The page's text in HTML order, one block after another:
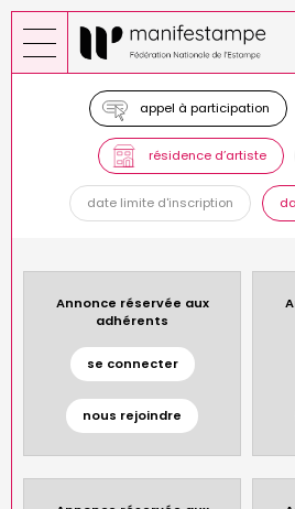
Aller
au
contenu
appel à participation
résidence d’artiste
date limite d'inscription
Annonce réservée aux
adhérents
se connecter
nous rejoindre